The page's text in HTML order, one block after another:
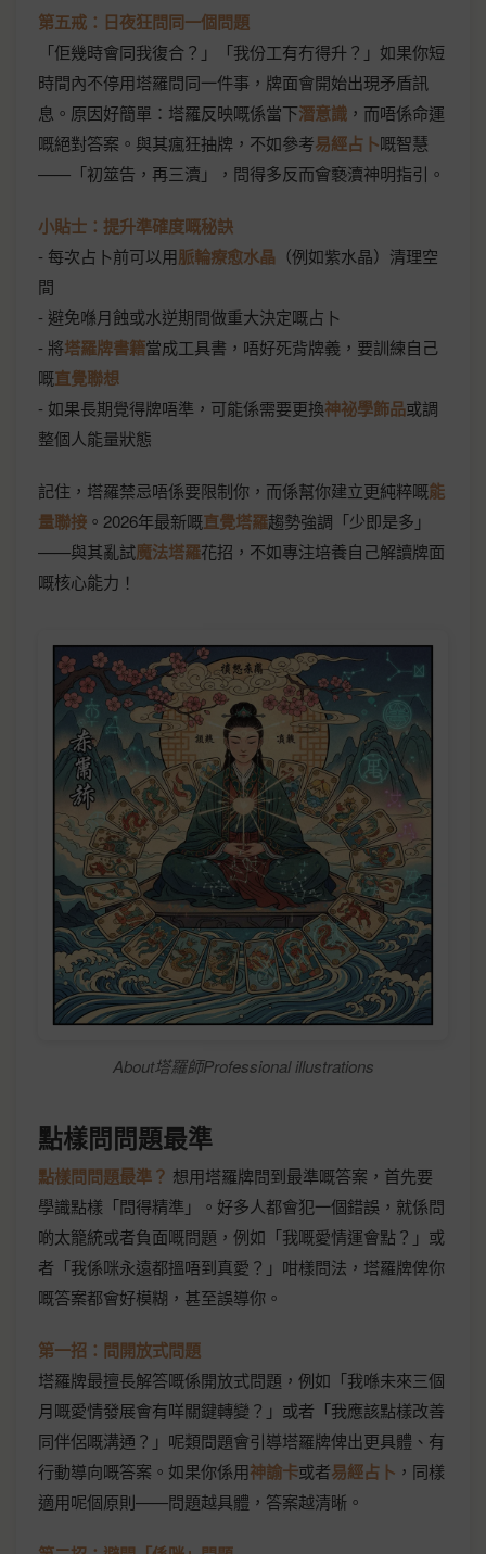
第五戒：日夜狂問同一個問題
「佢幾時會同我復合？」「我份工有冇得升？」如果你短
時間內不停用塔羅問同一件事，牌面會開始出現矛盾訊
息。原因好簡單：塔羅反映嘅係當下潛意識 ，而唔係命運
嘅絕對答案。與其瘋狂抽牌，不如參考易經占卜嘅智慧
——「初筮告，再三瀆」，問得多反而會褻瀆神明指引。
小貼士：提升準確度嘅秘訣
- 每次占卜前可以用脈輪療愈水晶 （例如紫水晶）清理空
間
- 避免喺月蝕或水逆期間做重大決定嘅占卜
- 將塔羅牌書籍當成工具書，唔好死背牌義，要訓練自己
嘅直覺聯想
- 如果長期覺得牌唔準，可能係需要更換神祕學飾品或調
整個人能量狀態
記住，塔羅禁忌唔係要限制你，而係幫你建立更純粹嘅能
量聯接 。2026年最新嘅直覺塔羅趨勢強調「少即是多」
——與其亂試魔法塔羅花招，不如專注培養自己解讀牌面
嘅核心能力！
About塔羅師Professional illustrations
點樣問問題最準
點樣問問題最準？ 想用塔羅牌問到最準嘅答案，首先要
學識點樣「問得精準」。好多人都會犯一個錯誤，就係問
啲太籠統或者負面嘅問題，例如「我嘅愛情運會點？」或
者「我係咪永遠都搵唔到真愛？」咁樣問法，塔羅牌俾你
嘅答案都會好模糊，甚至誤導你。
第一招：問開放式問題
塔羅牌最擅長解答嘅係開放式問題，例如「我喺未來三個
月嘅愛情發展會有咩關鍵轉變？」或者「我應該點樣改善
同伴侶嘅溝通？」呢類問題會引導塔羅牌俾出更具體、有
行動導向嘅答案。如果你係用神諭卡或者易經占卜 ，同樣
適用呢個原則——問題越具體，答案越清晰。